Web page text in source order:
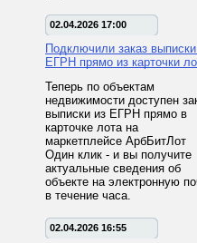
02.04.2026 17:00
Подключили заказ
ЕГРН прямо из карточки
Теперь по объектам
недвижимости доступен
выписки из ЕГРН прямо в
карточке лота на
маркетплейсе АрбБитЛот
Один клик - и вы получите
актуальные сведения об
объекте на электронную
в течение часа.
02.04.2026 16:55